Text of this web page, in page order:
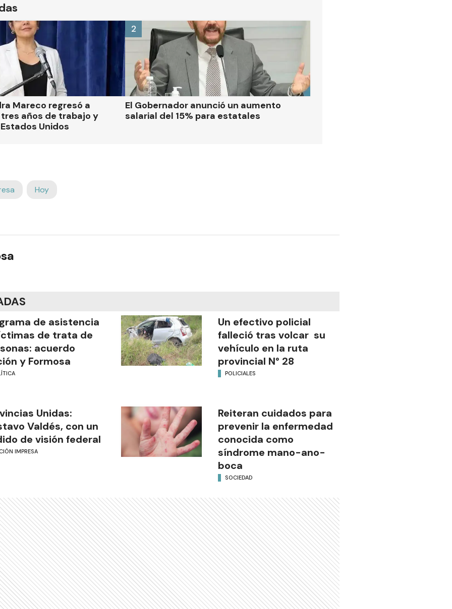
Mareco regresó a
años de trabajo y
Unidos
El Gobernador anunció un aumento
salarial del 15% para estatales
2
Hoy
de asistencia
de trata de
acuerdo
y Formosa
Un efectivo policial
falleció tras volcar su
vehículo en la ruta
provincial N° 28
POLICIALES
Unidas:
Valdés, con un
de visión federal
IMPRESA
Reiteran cuidados para
prevenir la enfermedad
conocida como
síndrome mano-ano-
boca
SOCIEDAD